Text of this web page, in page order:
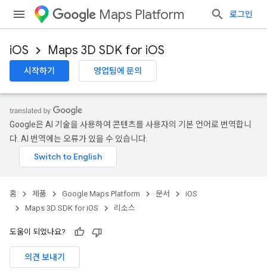
Maps Platform 로그인
iOS Maps 3D SDK for iOS
시작하기 영업팀에 문의
Google은 AI 기술을 사용하여 콘텐츠를 사용자의 기본 언어로 번역합니
다. AI 번역에는 오류가 있을 수 있습니다.
홈 제품 Google Maps Platform 문서
iOS
Maps 3D SDK for iOS
리소스
도움이 되었나요?
의견 보내기